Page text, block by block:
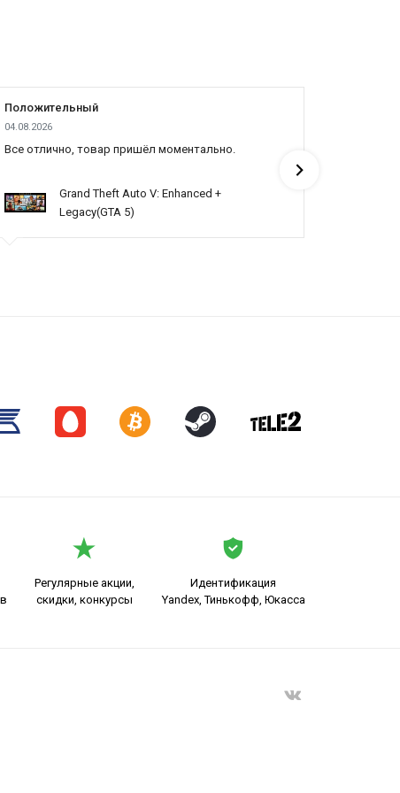
Положительный
04.08.2026
Все отлично, товар пришёл моментально.
Grand Theft Auto V: Enhanced +
Legacy(GTA 5)
Регулярные акции,
скидки, конкурсы
Идентификация
Yandex, Тинькофф, Юкасса